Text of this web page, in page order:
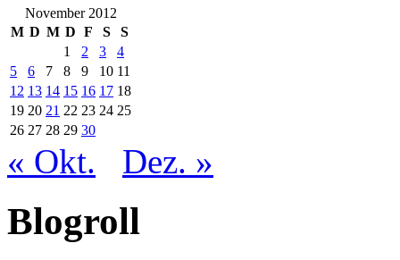
November 2012
M D M D F S
S
1
2 3
4
5
6 7 8 9 10 11
12 13 14 15 16 17 18
19 20 21 22 23 24 25
26 27 28 29 30
« Okt. Dez. »
Blogroll